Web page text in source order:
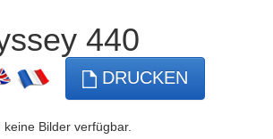
440
DRUCKEN
Bilder verfügbar.